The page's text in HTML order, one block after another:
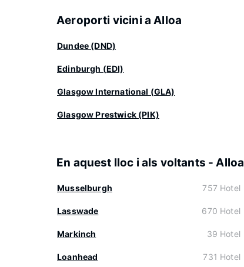
Aeroporti vicini a Alloa
Dundee (DND)
Edinburgh (EDI)
Glasgow International (GLA)
Glasgow Prestwick (PIK)
En aquest lloc i als voltants - Alloa
Musselburgh 757 Hotel
Lasswade 670 Hotel
Markinch 39 Hotel
Loanhead 731 Hotel